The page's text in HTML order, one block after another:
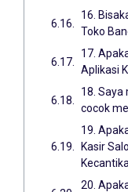
16.
Toko
17.
Aplikasi
18. Saya
cocok
19.
Kasir
20.